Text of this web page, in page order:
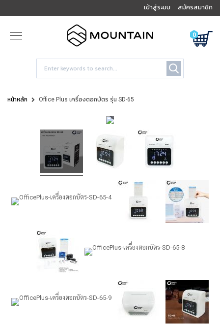
เข้าสู่ระบบ สมัครสมาชิก
0
หน้าหลัก Office Plus เครื่องตอกบัตร รุ่น SD-65